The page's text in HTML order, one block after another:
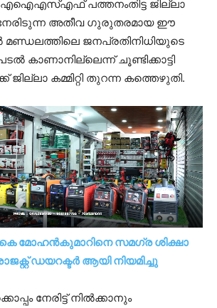
എഐഎസ്എഫ് പത്തനംതിട്ട ജില്ലാ
നേരിടുന്ന അതീവ ഗുരുതരമായ ഈ
ജനപ്രതിനിധിയുടെ
കാണാനില്ലെന്ന് ചൂണ്ടിക്കാട്ടി
ജില്ലാ കമ്മിറ്റി തുറന്ന കത്തെഴുതി.
കെ മോഹന്‍കുമാറിനെ സമഗ്ര ശിക്ഷാ
ഡയറക്ടർ ആയി നിയമിച്ചു
നേരിട്ട് നിൽക്കാനും